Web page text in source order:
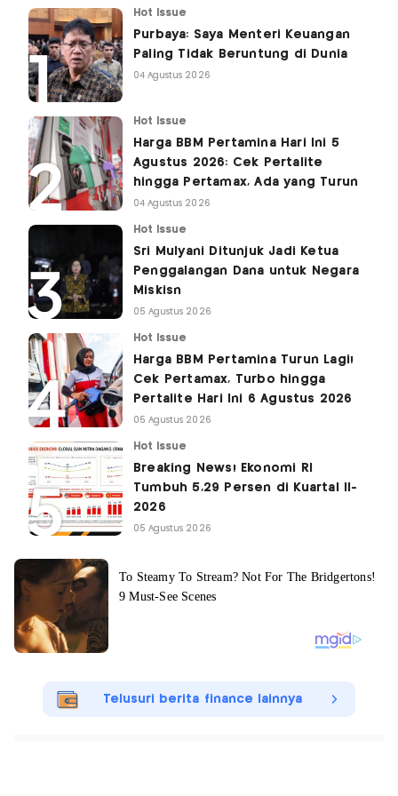
Hot Issue
Purbaya: Saya Menteri Keuangan
Paling Tidak Beruntung di Dunia
04 Agustus 2026
Hot Issue
Harga BBM Pertamina Hari Ini 5
Agustus 2026: Cek Pertalite
hingga Pertamax, Ada yang Turun
04 Agustus 2026
Hot Issue
Sri Mulyani Ditunjuk Jadi Ketua
Penggalangan Dana untuk Negara
Miskisn
05 Agustus 2026
Hot Issue
Harga BBM Pertamina Turun Lagi!
Cek Pertamax, Turbo hingga
Pertalite Hari Ini 6 Agustus 2026
05 Agustus 2026
Hot Issue
Breaking News! Ekonomi RI
Tumbuh 5,29 Persen di Kuartal II-
2026
05 Agustus 2026
Telusuri berita finance lainnya